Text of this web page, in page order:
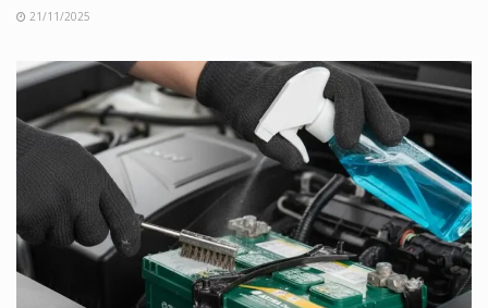
21/11/2025